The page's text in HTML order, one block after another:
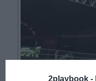
2playbook -